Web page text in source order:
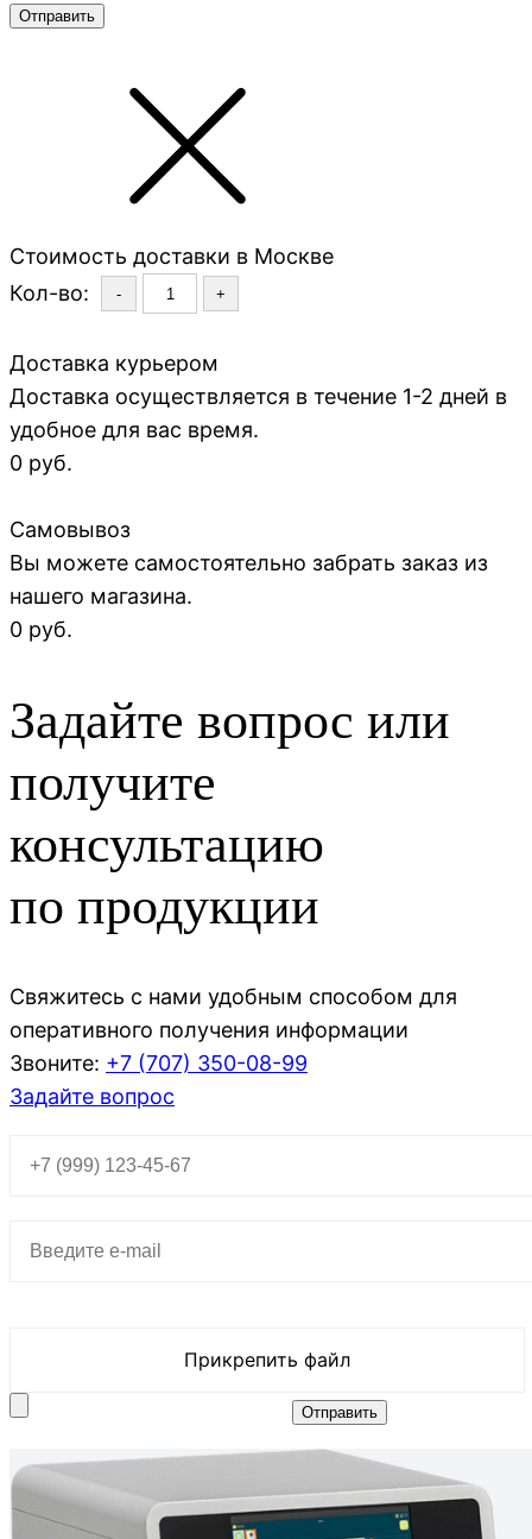
Стоимость доставки в Москве
Кол-во:
- +
Доставка курьером
Доставка осуществляется в течение 1-2 дней в
удобное для вас время.
0 руб.
Самовывоз
Вы можете самостоятельно забрать заказ из
нашего магазина.
0 руб.
Задайте вопрос или
получите
консультацию
по продукции
Свяжитесь с нами удобным способом для
оперативного получения информации
Звоните: +7 (707) 350-08-99
Задайте вопрос
Прикрепить файл